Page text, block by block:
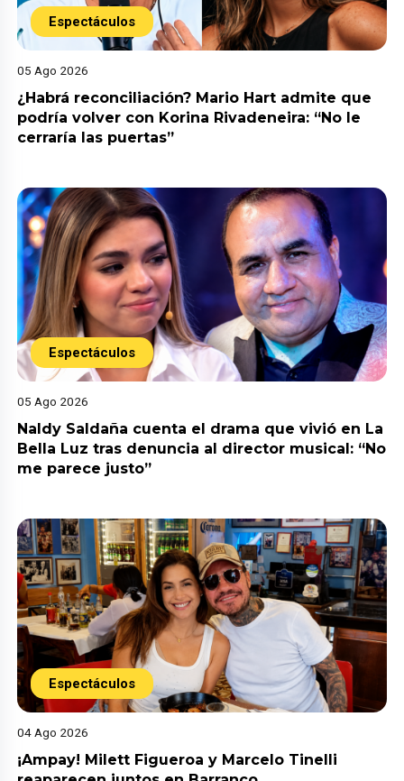
Espectáculos
05 Ago 2026
¿Habrá reconciliación? Mario Hart admite que
podría volver con Korina Rivadeneira: “No le
cerraría las puertas”
Espectáculos
05 Ago 2026
Naldy Saldaña cuenta el drama que vivió en La
Bella Luz tras denuncia al director musical: “No
me parece justo”
Espectáculos
04 Ago 2026
¡Ampay! Milett Figueroa y Marcelo Tinelli